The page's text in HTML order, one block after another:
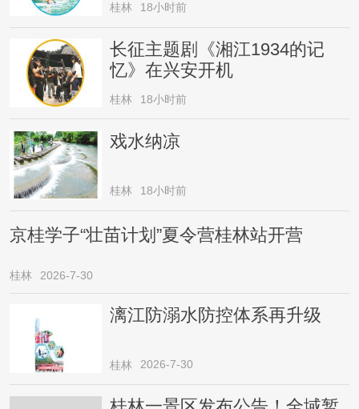
桂林 18小时前
长征主题剧《湘江1934的记
忆》在兴安开机
桂林 18小时前
戏水纳凉
桂林 18小时前
京桂学子“壮苗计划”夏令营桂林站开营
桂林 2026-7-30
漓江防溺水防控体系再升级
桂林 2026-7-30